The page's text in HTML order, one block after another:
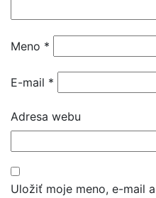
Meno *
E-mail *
Adresa webu
Uložiť moje meno, e-mail